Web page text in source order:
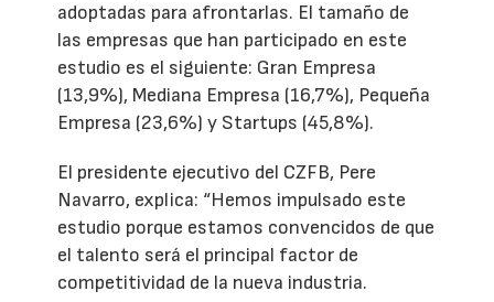
adoptadas para afrontarlas. El tamaño de
las empresas que han participado en este
estudio es el siguiente: Gran Empresa
(13,9%), Mediana Empresa (16,7%), Pequeña
Empresa (23,6%) y Startups (45,8%).
El presidente ejecutivo del CZFB, Pere
Navarro, explica: “Hemos impulsado este
estudio porque estamos convencidos de que
el talento será el principal factor de
competitividad de la nueva industria.